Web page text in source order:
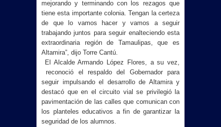
mejorando y terminando con los rezagos que
tiene esta importante colonia. Tengan la certeza
de que lo vamos hacer y vamos a seguir
trabajando juntos para seguir enalteciendo esta
extraordinaria región de Tamaulipas, que es
Altamira”, dijo Torre Cantú.
El Alcalde Armando López Flores, a su vez,
reconoció el respaldo del Gobernador para
seguir impulsando el desarrollo de Altamira y
destacó que en el circuito vial se privilegió la
pavimentación de las calles que comunican con
los planteles educativos a fin de garantizar la
seguridad de los alumnos.